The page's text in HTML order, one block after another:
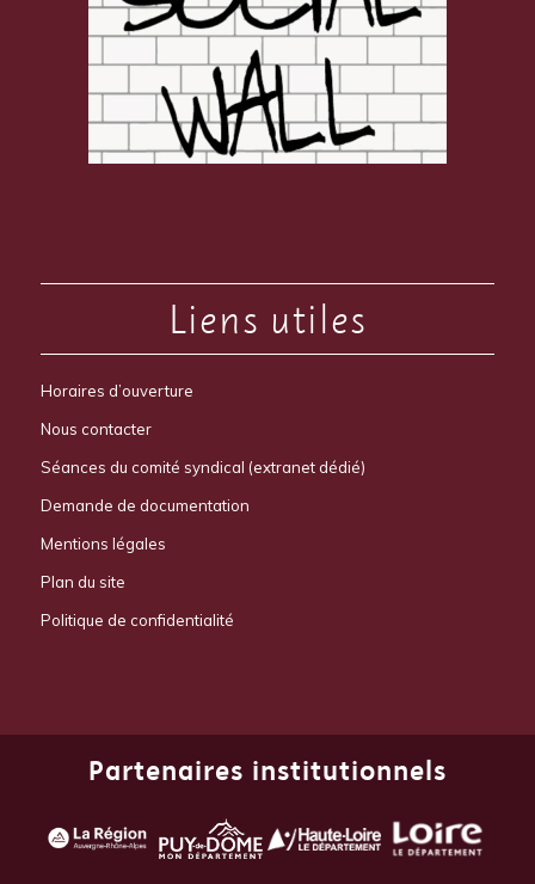
Liens utiles
Horaires d’ouverture
Nous contacter
Séances du comité syndical (extranet dédié)
Demande de documentation
Mentions légales
Plan du site
Politique de confidentialité
Partenaires institutionnels